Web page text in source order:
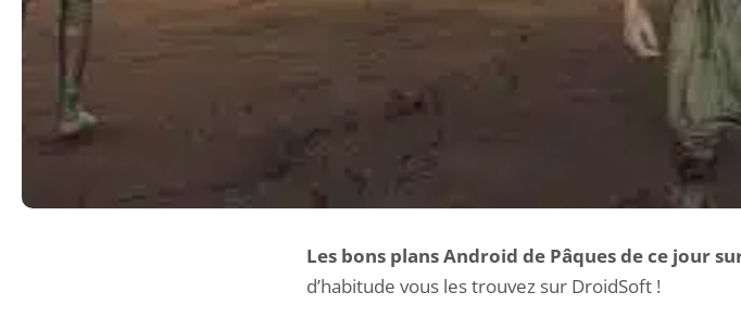
Les bons plans Android de Pâques de ce jour
d’habitude vous les trouvez sur DroidSoft !